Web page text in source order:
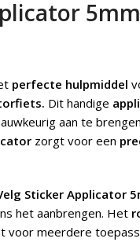
perfecte hulpmiddel
Dit handige
aan te
zorgt voor een
Sticker Applicator
het aanbrengen. Het
voor meerdere